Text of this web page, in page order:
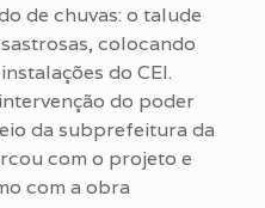
de chuvas: o talude
colocando
do CEI.
do poder
da subprefeitura da
com o projeto e
com a obra